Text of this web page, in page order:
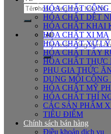
Tìm
kiếm:
Tìm
kiếm:
HÓA CHẤT CÔNG
HÓA CHẤT DỆT
HÓA CHẤT KHAI
HÓA CHẤT XI MẠ
HÓA CHẤT XỬ
HÓA CHẤT TẨY
HÓA CHẤT THỰC
PHỤ GIA THỨC
DUNG MÔI CÔNG
HÓA CHẤT MỸ
HÓA CHẤT THÍ
CÁC SẢN PHẨM
TIÊU ĐIỂM
Chính sách bán hàng
Điều khoản dịch vụ